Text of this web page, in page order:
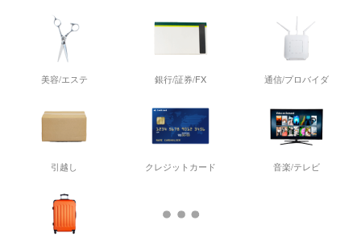
美容/エステ 銀行/証券/FX 通信/プロバイダ
引越し クレジットカード 音楽/テレビ